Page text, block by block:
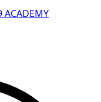
ACADEMY